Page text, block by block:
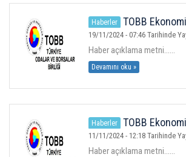
Haberler
TOBB
Yayında
19/11/2024 - 07:46 Tarihinde
Haber açıklama metni......
Devamını oku »
Haberler TOBB
11/11/2024 - 12:18 Tarihinde
Haber açıklama metni......